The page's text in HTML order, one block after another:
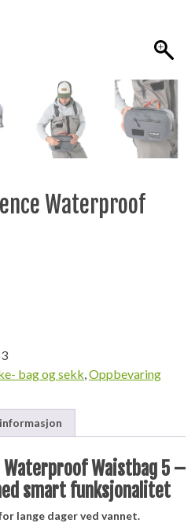
Waterproof
bag og sekk,Oppbevaring
Waterproof Waistbag 5 –
smart funksjonalitet
lange dager ved vannet.